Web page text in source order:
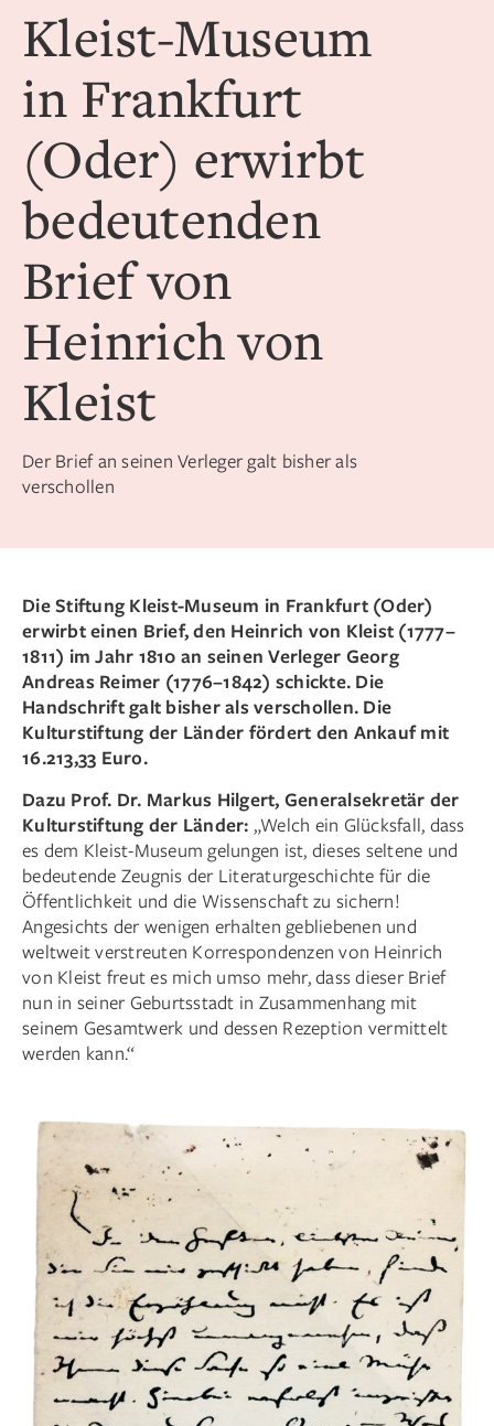
Kleist-Museum
in Frankfurt
(Oder) erwirbt
bedeutenden
Brief von
Heinrich von
Kleist
Der Brief an seinen Verleger galt bisher als
verschollen
Die Stiftung Kleist-Museum in Frankfurt (Oder)
erwirbt einen Brief, den Heinrich von Kleist (1777–
1811) im Jahr 1810 an seinen Verleger Georg
Andreas Reimer (1776–1842) schickte. Die
Handschrift galt bisher als verschollen. Die
Kulturstiftung der Länder fördert den Ankauf mit
16.213,33 Euro.
Dazu Prof. Dr. Markus Hilgert, Generalsekretär der
Kulturstiftung der Länder: „Welch ein Glücksfall, dass
es dem Kleist-Museum gelungen ist, dieses seltene und
bedeutende Zeugnis der Literaturgeschichte für die
Öffentlichkeit und die Wissenschaft zu sichern!
Angesichts der wenigen erhalten gebliebenen und
weltweit verstreuten Korrespondenzen von Heinrich
von Kleist freut es mich umso mehr, dass dieser Brief
nun in seiner Geburtsstadt in Zusammenhang mit
seinem Gesamtwerk und dessen Rezeption vermittelt
werden kann.“